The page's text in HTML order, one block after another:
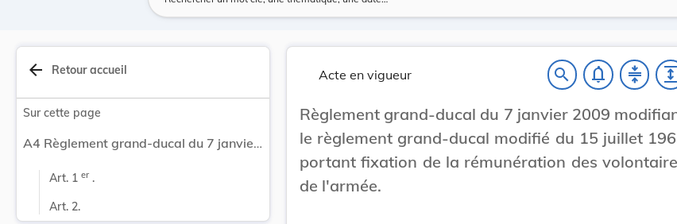
arrow_back Retour accueil
Sur cette page
A4 Règlement grand-ducal du 7 janvier 2009 modifiant le règlement grand-ducal modifié du 15 juillet 1967 portant fixation de la rémunération des volontaires de l'armée.
Art. 1 er .
Art. 2.
Acte en vigueur search notifications_none compress expand
Règlement grand-ducal du 7 janvier 2009
le règlement grand-ducal modifié du 15 juillet
portant fixation de la rémunération des
de l'armée.